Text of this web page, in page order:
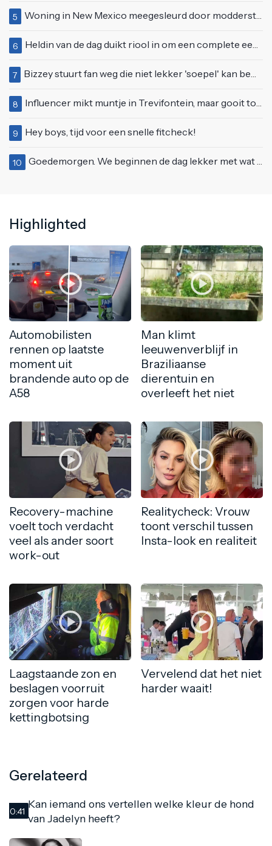
5 Woning in New Mexico meegesleurd door modderstroom
6 Heldin van de dag duikt riool in om een complete eendenfamilie te redden
7 Bizzey stuurt fan weg die niet lekker 'soepel' kan bewegen op podium
8 Influencer mikt muntje in Trevifontein, maar gooit toerist bijna knock-out
9 Hey boys, tijd voor een snelle fitcheck!
10 Goedemorgen. We beginnen de dag lekker met wat rek- en strekoefeningen
Highlighted
Automobilisten
rennen op laatste
moment uit
brandende auto op de
A58
Man klimt
leeuwenverblijf in
Braziliaanse
dierentuin en
overleeft het niet
Recovery-machine
voelt toch verdacht
veel als ander soort
work-out
Realitycheck: Vrouw
toont verschil tussen
Insta-look en realiteit
Laagstaande zon en
beslagen voorruit
zorgen voor harde
kettingbotsing
Vervelend dat het niet
harder waait!
Gerelateerd
00:41
Kan iemand ons vertellen welke kleur de hond
van Jadelyn heeft?